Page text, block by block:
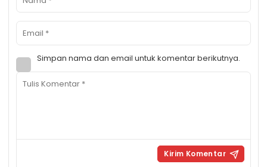
Simpan nama dan email untuk komentar berikutnya.